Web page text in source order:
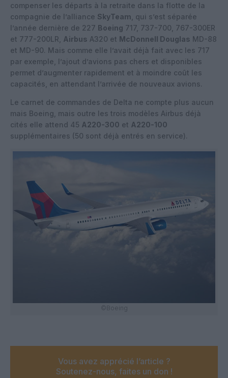
compenser les départs à la retraite dans la flotte de la
compagnie de l’alliance SkyTeam , qui s’est séparée
l’année dernière de 227 Boeing 717, 737-700, 767-300ER
et 777-200LR,
Airbus A320 et McDonnell Douglas MD-88
et MD-90. Mais comme elle l’avait déjà fait avec les 717
par exemple, l’ajout d’avions pas chers et disponibles
permet d’augmenter rapidement et à moindre coût les
capacités, en attendant l’arrivée de nouveaux avions.
Le carnet de commandes de Delta ne compte plus aucun
mais Boeing, mais outre les trois modèles Airbus déjà
cités elle attend 45 A220-300 et A220-100
supplémentaires (50 sont déjà entrés en service).
©Boeing
Vous avez apprécié l’article ?
Soutenez-nous, faites un don !